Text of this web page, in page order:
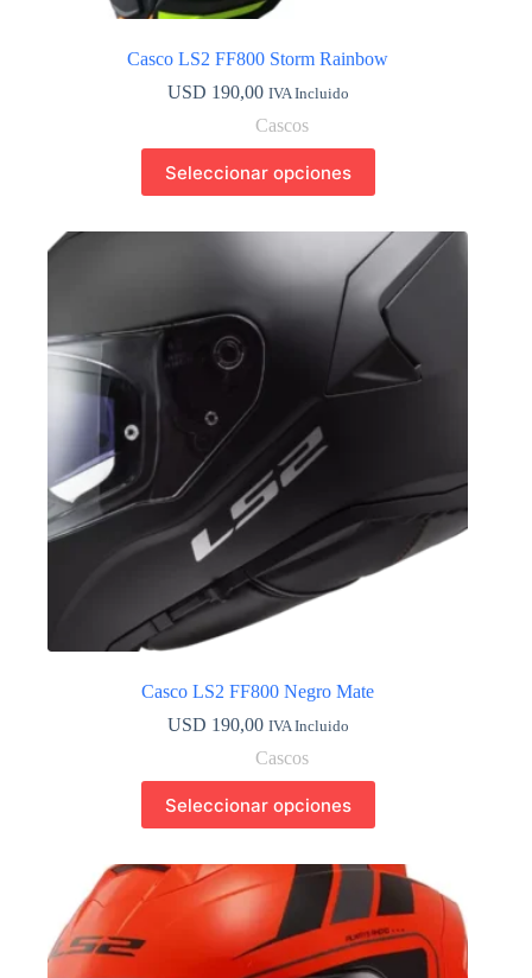
Casco LS2 FF800 Storm Rainbow
USD 190,00 IVA Incluido
Cascos
Seleccionar opciones
producto
tiene
opciones
pueden
elegir
en
la
producto
Casco LS2 FF800 Negro Mate
USD 190,00 IVA Incluido
Cascos
Seleccionar opciones
producto
tiene
variantes.
opciones
se
pueden